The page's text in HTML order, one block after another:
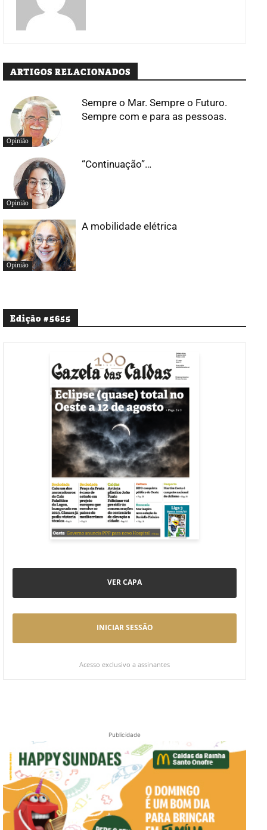
ARTIGOS RELACIONADOS
Opinião
Sempre o Mar. Sempre o Futuro.
Sempre com e para as pessoas.
Opinião
“Continuação”…
Opinião
A mobilidade elétrica
Edição #5655
VER CAPA
INICIAR SESSÃO
Acesso exclusivo a assinantes
Publicidade